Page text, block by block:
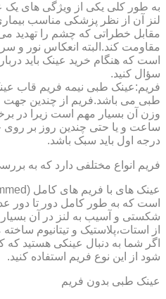
به طور کلی یکی از ویژگی های
لنز آن از نظر پزشکی مناسب
مقابل خطراتی که چشم را تهدید
مقاومت کند.البته انعکاس نور و
است که هنگام خرید عینک باید
سؤال کنید.
فریم:عینک طبی نیمه فریم قاب
طبی می باشد.فریم از چندین جهت
وزن آن بسیار مهم است زیرا در
ساعت و یا حتی چندین روز بر
درجه اول باید سبک باشد.
فریم انواع مختلفی دارد که به
است که به طور کامل دور تا
شکستی و آسیب به لنز در آن
از استات،پلاستیک و تیتانیوم
اگر شما به دنبال عینکی هستید که
شود از این نوع فریم استفاده کنید.
عینک طبی بدون فریم